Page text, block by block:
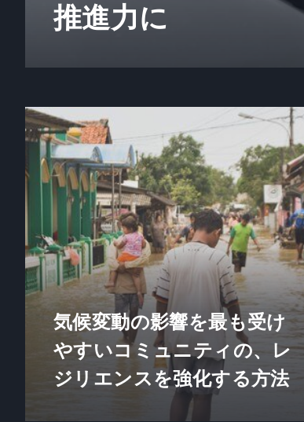
推進力に
気候変動の影響を最も受け
やすいコミュニティの、レ
ジリエンスを強化する方法